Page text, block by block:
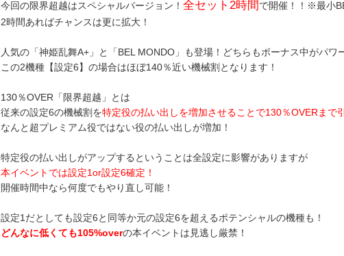
今回の限界超越はスペシャルバージョン！ 全セット2時間で開催！！※最小
2時間あればチャンスは更に拡大！
人気の「神姫乱舞A+」と「BEL MONDO」も登場！どちらもボーナス中がパワ
この2機種【設定6】の場合はほぼ140％近い機械割となります！
130％OVER「限界超越」とは
従来の設定6の機械割を特定役の払い出しを増加させることで130％OVERまで
なんと超プレミアム役ではない役の払い出しが増加！
特定役の払い出しがアップするということは全設定に影響がありますが
本イベントでは設定1or設定6確定！
開催時間中なら何度でもやり直し可能！
設定1だとしても設定6と同等か元の設定6を超えるポテンシャルの機種も！
どんなに低くても105%overの本イベントは見逃し厳禁！